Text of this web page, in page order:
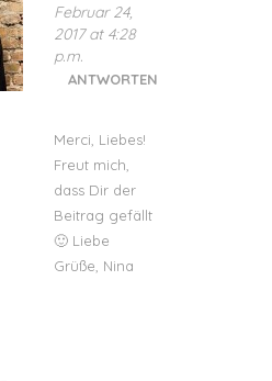
Februar 24,
2017 at 4:28
p.m.
ANTWORTEN
Merci, Liebes!
Freut mich,
dass Dir der
Beitrag gefällt
🙂 Liebe
Grüße, Nina